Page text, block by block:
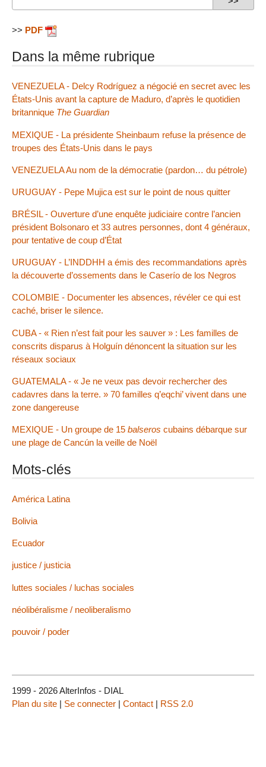
>> PDF
Dans la même rubrique
VENEZUELA - Delcy Rodríguez a négocié en secret avec les
États-Unis avant la capture de Maduro, d’après le quotidien
britannique The Guardian
MEXIQUE - La présidente Sheinbaum refuse la présence de
troupes des États-Unis dans le pays
VENEZUELA Au nom de la démocratie (pardon… du pétrole)
URUGUAY - Pepe Mujica est sur le point de nous quitter
BRÉSIL - Ouverture d’une enquête judiciaire contre l’ancien
président Bolsonaro et 33 autres personnes, dont 4 généraux,
pour tentative de coup d’État
URUGUAY - L’INDDHH a émis des recommandations après
la découverte d’ossements dans le Caserío de los Negros
COLOMBIE - Documenter les absences, révéler ce qui est
caché, briser le silence.
CUBA - « Rien n’est fait pour les sauver » : Les familles de
conscrits disparus à Holguín dénoncent la situation sur les
réseaux sociaux
GUATEMALA - « Je ne veux pas devoir rechercher des
cadavres dans la terre. » 70 familles q’eqchi’ vivent dans une
zone dangereuse
MEXIQUE - Un groupe de 15 balseros cubains débarque sur
une plage de Cancún la veille de Noël
Mots-clés
América Latina
Bolivia
Ecuador
justice / justicia
luttes sociales / luchas sociales
néolibéralisme / neoliberalismo
pouvoir / poder
1999 - 2026 AlterInfos - DIAL
Plan du site | Se connecter | Contact | RSS 2.0